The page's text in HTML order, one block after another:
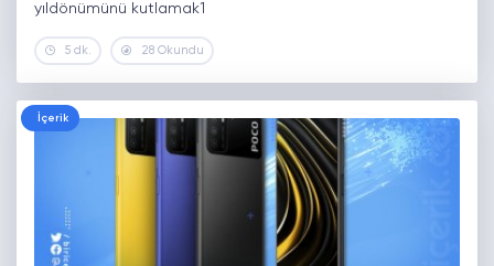
yıldönümünü kutlamak1
5 dk. 28 Okundu
İçerik